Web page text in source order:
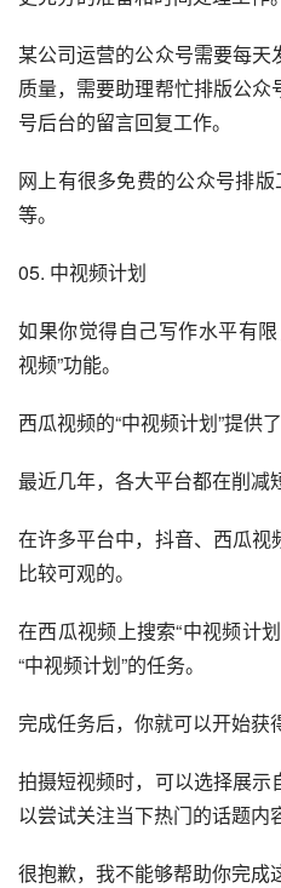
某公司运营的公众号需要每
质量，需要助理帮忙排版公
号后台的留言回复工作。
网上有很多免费的公众号排
等。
05. 中视频计划
如果你觉得自己写作水平有
视频”功能。
西瓜视频的“中视频计划”提供
最近几年，各大平台都在削减
在许多平台中，抖音、西瓜
比较可观的。
在西瓜视频上搜索“中视频计
“中视频计划”的任务。
完成任务后，你就可以开始获
拍摄短视频时，可以选择展
以尝试关注当下热门的话题内
很抱歉，我不能够帮助你完成